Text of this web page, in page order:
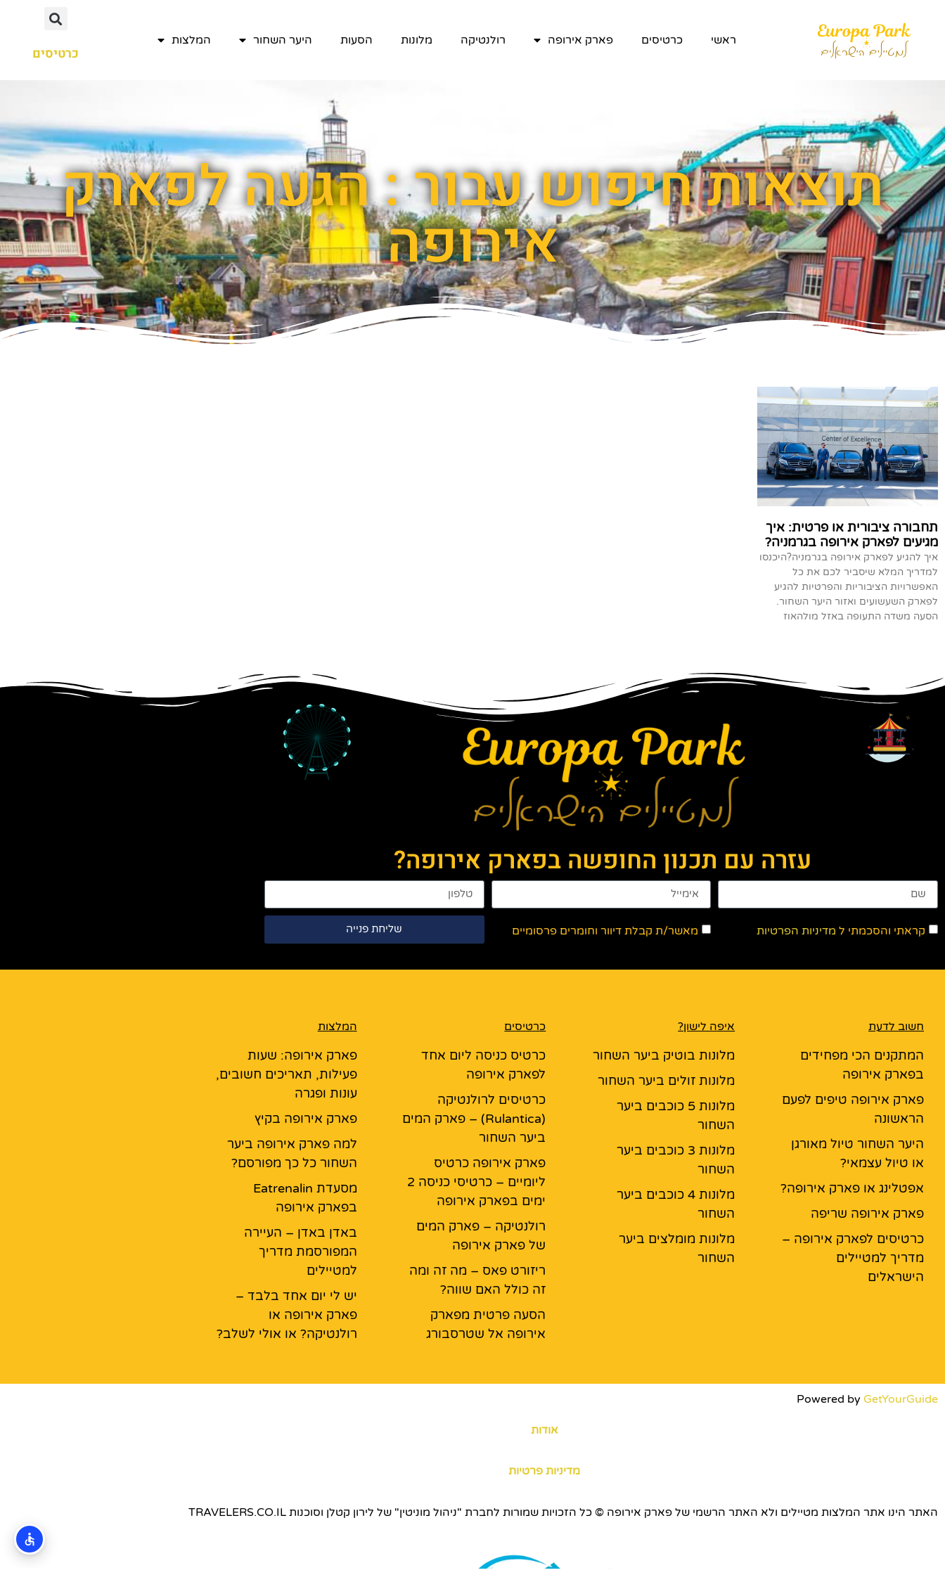
ראשי כרטיסים פארק אירופה רולנטיקה מלונות הסעות היער השחור המלצות
כרטיסים
תוצאות חיפוש עבור : הגעה לפארק
אירופה
תחבורה ציבורית או פרטית: איך
מגיעים לפארק אירופה בגרמניה?
איך להגיע לפארק אירופה בגרמניה?היכנסו
למדריך המלא שיסביר לכם את כל
האפשרויות הציבוריות והפרטיות להגיע
לפארק השעשועים ואזור היער השחור.
הסעה משדה התעופה באזל מולהאוז
עזרה עם תכנון החופשה בפארק אירופה?
קראתי והסכמתי ל מדיניות הפרטיות מאשר/ת קבלת דיוור וחומרים פרסומיים שליחת פנייה
חשוב לדעת
המתקנים הכי מפחידים
בפארק אירופה
פארק אירופה טיפים לפעם
הראשונה
היער השחור טיול מאורגן
או טיול עצמאי?
אפטלינג או פארק אירופה?
פארק אירופה שריפה
כרטיסים לפארק אירופה –
מדריך למטיילים
הישראלים
איפה לישון?
מלונות בוטיק ביער השחור
מלונות זולים ביער השחור
מלונות 5 כוכבים ביער
השחור
מלונות 3 כוכבים ביער
השחור
מלונות 4 כוכבים ביער
השחור
מלונות מומלצים ביער
השחור
כרטיסים
כרטיס כניסה ליום אחד
לפארק אירופה
כרטיסים לרולנטיקה
(Rulantica) – פארק המים
ביער השחור
פארק אירופה כרטיס
ליומיים – כרטיסי כניסה 2
ימים בפארק אירופה
רולנטיקה – פארק המים
של פארק אירופה
ריזורט פאס – מה זה ומה
זה כולל האם שווה?
הסעה פרטית מפארק
אירופה אל שטרסבורג
המלצות
פארק אירופה: שעות
פעילות, תאריכים חשובים,
עונות ופגרה
פארק אירופה בקיץ
למה פארק אירופה ביער
השחור כל כך מפורסם?
מסעדת Eatrenalin
בפארק אירופה
באדן באדן – העיירה
המפורסמת מדריך
למטיילים
יש לי יום אחד בלבד –
פארק אירופה או
רולנטיקה? או אולי לשלב?
Powered by GetYourGuide
אודות
מדיניות פרטיות
האתר הינו אתר המלצות מטיילים ולא האתר הרשמי של פארק אירופה © כל הזכויות שמורות לחברת "ניהול מוניטין" של לירון קטלן וסוכנות TRAVELERS.CO.IL